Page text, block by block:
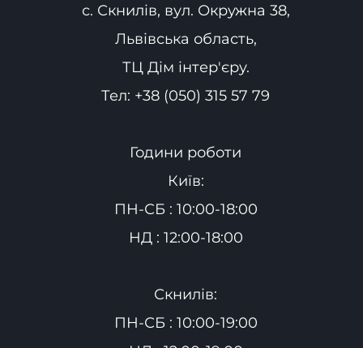
с. Скнилів, вул. Окружна 38,
Львівська область,
ТЦ Дім інтер'єру.
Тел: +38 (050) 315 57 79
Години роботи
Київ:
ПН-СБ : 10:00-18:00
НД : 12:00-18:00
Скнилів:
ПН-СБ : 10:00-19:00